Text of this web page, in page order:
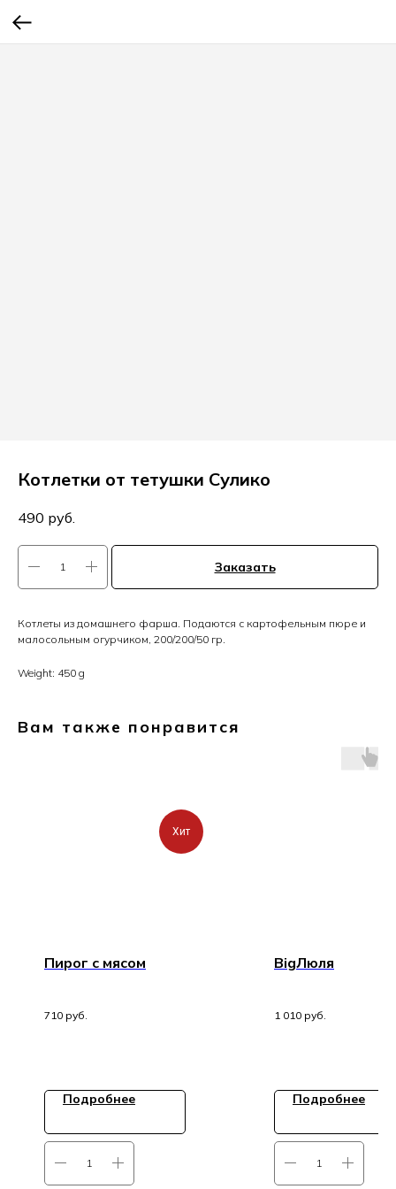
Котлетки от тетушки Сулико
490 руб.
Заказать
Котлеты из домашнего фарша. Подаются с картофельным пюре и
малосольным огурчиком, 200/200/50 гр.
Weight: 450 g
Вам также понравится
Хит
Пирог с мясом
710 руб.
Подробнее
BigЛюля
1 010 руб.
Подробнее